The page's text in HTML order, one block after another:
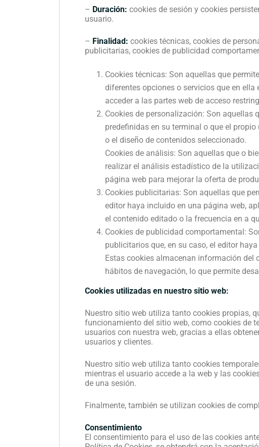
– Duración: cookies de sesión y cookies
usuario.
– Finalidad: cookies técnicas, cookies de
publicitarias, cookies de publicidad
Cookies técnicas: Son aquellas que
diferentes opciones o servicios que en
acceder a las partes web de acceso
Cookies de personalización: Son aquellas
predefinidas en su terminal o que el
o el diseño de contenidos seleccionado.
Cookies de análisis: Son aquellas que o
realizar el análisis estadístico de la
página web para mejorar la oferta de
Cookies publicitarias: Son aquellas que
editor haya incluido en una página web,
el contenido editado o la frecuencia en a
Cookies de publicidad comportamental:
publicitarios que, en su caso, el editor
Estas cookies almacenan información del
hábitos de navegación, lo que permite
Cookies utilizadas en nuestro sitio web:
Nuestro sitio web utiliza tanto cookies propias,
funcionamiento del sitio web, como cookies de
usuarios con nuestra web, gracias a ellas
usuarios y clientes.
Nuestro sitio web utiliza tanto cookies
mientras el usuario accede a la web y las
de una sesión.
Finalmente, también se utilizan cookies de
Consentimiento
El consentimiento para el uso de las cookies